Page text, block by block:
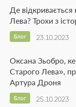
Де
Лева? Трохи з
23.10.2023
Блог
Оксана Зьобро,
Старого Лева»,
Артура Дроня
25.10.2023
Блог